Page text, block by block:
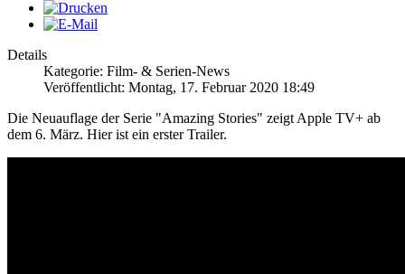
Details
Kategorie: Film- & Serien-News
Veröffentlicht: Montag, 17. Februar 2020 18:49
Die Neuauflage der Serie "Amazing Stories" zeigt Apple TV+ ab
dem 6. März. Hier ist ein erster Trailer.